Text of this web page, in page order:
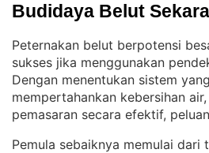
Budidaya Belut
Peternakan belut berpotensi
sukses jika menggunakan
Dengan menentukan sistem
mempertahankan kebersihan
pemasaran secara efektif,
Pemula sebaiknya memulai dari